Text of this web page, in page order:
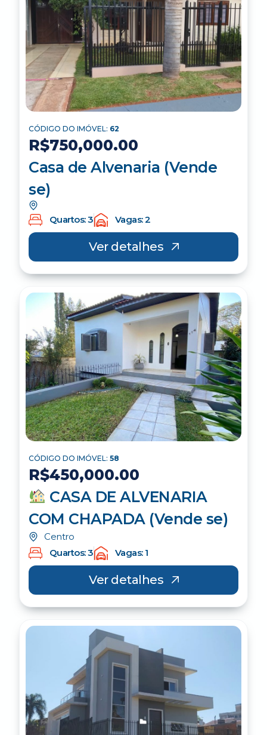
CÓDIGO DO IMÓVEL: 62
R$750,000.00
Casa de Alvenaria (Vende
se)
Quartos: 3 Vagas: 2
Ver detalhes
CÓDIGO DO IMÓVEL: 58
R$450,000.00
CASA DE ALVENARIA
COM CHAPADA (Vende se)
Centro
Quartos: 3
Vagas: 1
Ver detalhes